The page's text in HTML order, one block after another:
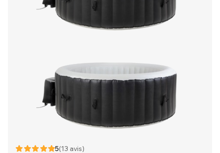
5(13 avis)